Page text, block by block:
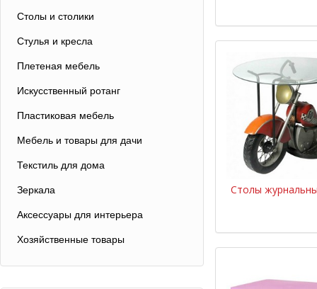
Столы и столики
Стулья и кресла
Плетеная мебель
Искусственный ротанг
Пластиковая мебель
Мебель и товары для дачи
Текстиль для дома
Зеркала
Аксессуары для интерьера
Хозяйственные товары
Столы